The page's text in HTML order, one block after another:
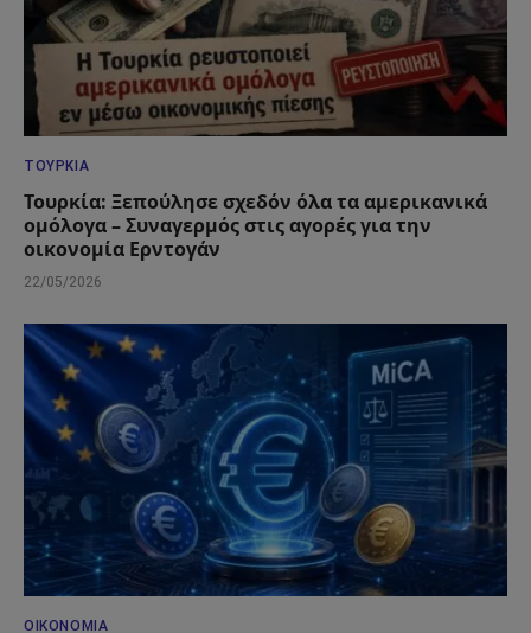
ΤΟΥΡΚΊΑ
Τουρκία: Ξεπούλησε σχεδόν όλα τα αμερικανικά
ομόλογα – Συναγερμός στις αγορές για την
οικονομία Ερντογάν
22/05/2026
ΟΙΚΟΝΟΜΊΑ